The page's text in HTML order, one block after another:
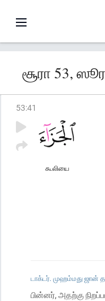
சூரா 53,
53:41
கூலியை
டாக்டர். முஹம்மது ஜான்
பின்னர், அதற்கு